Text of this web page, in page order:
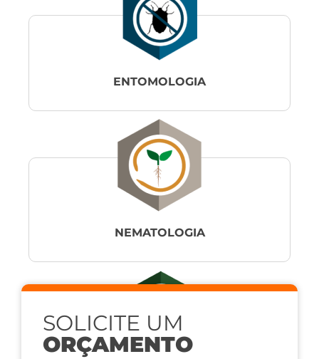
ENTOMOLOGIA
NEMATOLOGIA
SOLICITE UM
ORÇAMENTO